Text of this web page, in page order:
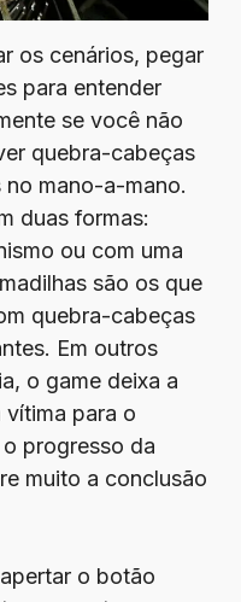
os cenários, pegar
para entender
se você não
quebra-cabeças
no mano-a-mano.
duas formas:
ou com uma
são os que
quebra-cabeças
Em outros
o game deixa a
vítima para o
progresso da
muito a conclusão
o botão